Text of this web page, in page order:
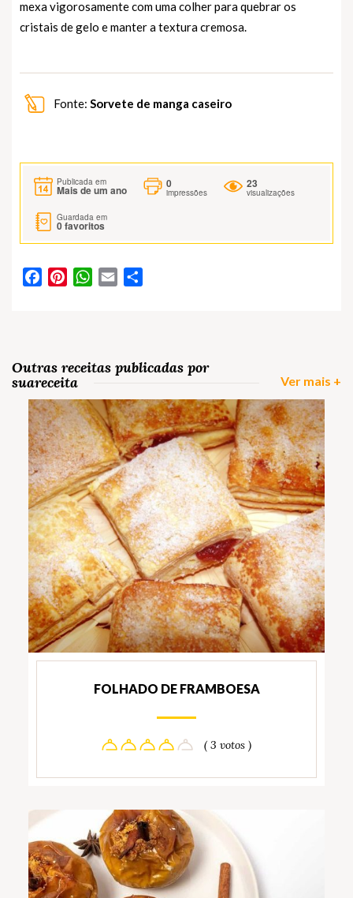
mexa vigorosamente com uma colher para quebrar os
cristais de gelo e manter a textura cremosa.
Fonte: Sorvete de manga caseiro
Publicada em
Mais de um ano
0
impressões
23
visualizações
Guardada em
0favoritos
FacebookPinterestWhatsApp
Email
Outras receitas publicadas por
suareceita
Ver mais +
FOLHADO DE FRAMBOESA
( 3 votos )